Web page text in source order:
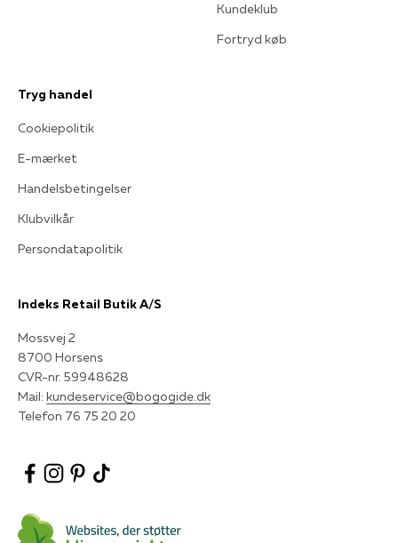
Kundeklub
Fortryd køb
Tryg handel
Cookiepolitik
E-mærket
Handelsbetingelser
Klubvilkår
Persondatapolitik
Indeks Retail Butik A/S
Mossvej 2
8700 Horsens
CVR-nr. 59948628
Mail: kundeservice@bogogide.dk
Telefon 76 75 20 20